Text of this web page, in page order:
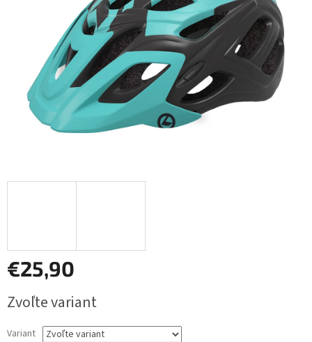
€25,90
cena:
Zvoľte variant
Variant